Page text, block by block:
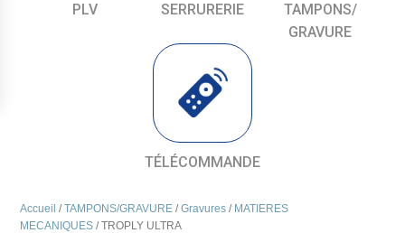
PLV SERRURERIE
TAMPONS/
GRAVURE
TÉLÉCOMMANDE
Accueil /TAMPONS/GRAVURE /Gravures / MATIERES
MECANIQUES / TROPLY ULTRA